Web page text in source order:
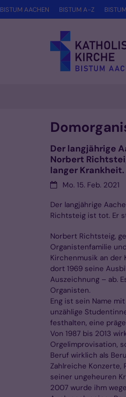
Zum Inhalt springen
BISTUM AACHEN BISTUM A-Z
Der langjährige
Norbert
langer Krankheit.
Datum:Mo. 15. Feb. 2021
Der langjährige
Richtsteig ist tot. Er
Norbert Richtsteig,
Organistenfamilie
Kirchenmusik an der
dort 1969 seine
Auszeichnung – ab.
Organisten.
Eng ist sein Name
unzählige
festhalten, eine
Von 1987 bis 2013
Orgelimprovisation,
Beruf wirklich als
Zahlreiche Konzerte,
seiner ungeheuren
2007 wurde ihm